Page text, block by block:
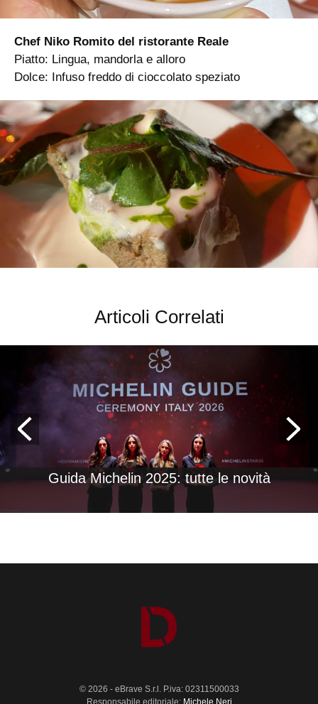
Chef Niko Romito del ristorante Reale
Piatto: Lingua, mandorla e alloro
Dolce: Infuso freddo di cioccolato speziato
Articoli Correlati
Guida Michelin 2025: tutte le novità
© 2026 - eBrave S.r.l. P.iva: 02311500033